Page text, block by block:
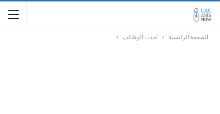
الصفحة الرئيسية أحدث الوظائف